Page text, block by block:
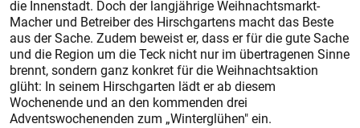
die Innenstadt. Doch der langjährige Weihnachtsmarkt-
Macher und Betreiber des Hirschgartens macht das Beste
aus der Sache. Zudem beweist er, dass er für die gute Sache
und die Region um die Teck nicht nur im übertragenen Sinne
brennt, sondern ganz konkret für die Weihnachtsaktion
glüht: In seinem Hirschgarten lädt er ab diesem
Wochenende und an den kommenden drei
Adventswochenenden zum „Winterglühen" ein.